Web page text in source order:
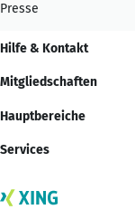
Presse
Hilfe & Kontakt
Mitgliedschaften
Hauptbereiche
Services